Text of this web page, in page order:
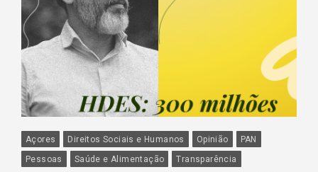
Açores Direitos Sociais e Humanos Opinião
PAN
Pessoas
Saúde e Alimentação Transparência